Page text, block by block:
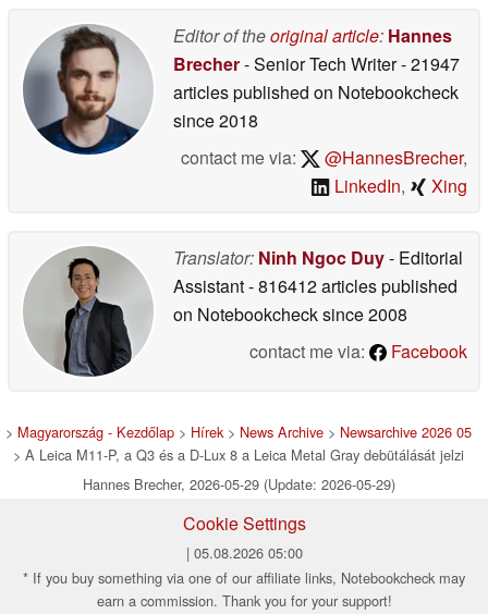
Editor of theoriginal article: Hannes
Brecher- Senior Tech Writer- 21947
articles published on Notebookcheck
since 2018
contact me via:
@HannesBrecher,
LinkedIn, Xing
Translator: Ninh Ngoc Duy- Editorial
Assistant- 816412 articles published
on Notebookchecksince 2008
contact me via:
Facebook
> Magyarország - Kezdőlap > Hírek > News Archive > Newsarchive 2026 05
> A Leica M11-P, a Q3 és a D-Lux 8 a Leica Metal Gray debütálását jelzi
Hannes Brecher, 2026-05-29 (Update: 2026-05-29)
Cookie Settings
| 05.08.2026 05:00
* If you buy something via one of our affiliate links, Notebookcheck may
earn a commission. Thank you for your support!